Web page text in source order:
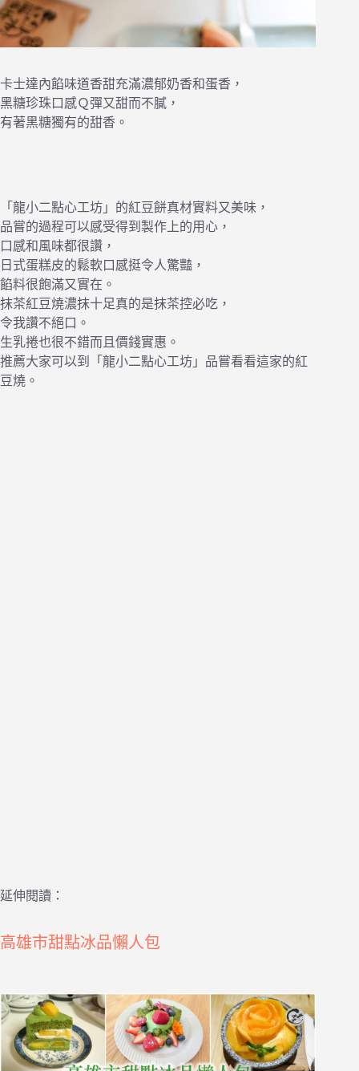
卡士達內餡味道香甜充滿濃郁奶香和蛋香，
黑糖珍珠口感Ｑ彈又甜而不膩，
有著黑糖獨有的甜香。
「龍小二點心工坊」的紅豆餅真材實料又美味，
品嘗的過程可以感受得到製作上的用心，
口感和風味都很讚，
日式蛋糕皮的鬆軟口感挺令人驚豔，
餡料很飽滿又實在。
抹茶紅豆燒濃抹十足真的是抹茶控必吃，
令我讚不絕口。
生乳捲也很不錯而且價錢實惠。
推薦大家可以到「龍小二點心工坊」品嘗看看這家的紅
豆燒。
延伸閱讀：
高雄市甜點冰品懶人包